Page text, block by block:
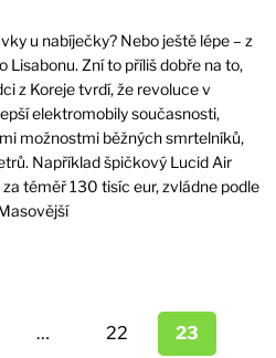
u nabíječky? Nebo ještě lépe – z
Lisabonu. Zní to příliš dobře na to,
z Koreje tvrdí, že revoluce v
elektromobily současnosti,
možnostmi běžných smrtelníků,
Například špičkový Lucid Air
téměř 130 tisíc eur, zvládne podle
… 22 23